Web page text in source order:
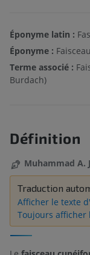
Éponyme latin :
Éponyme :
Terme associé :
Burdach)
Définition
Muhammad A.
Traduction
Afficher le texte
Toujours afficher